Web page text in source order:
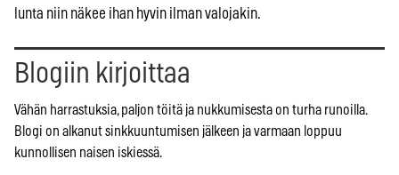
lunta niin näkee ihan hyvin ilman valojakin.
Blogiin kirjoittaa
Vähän harrastuksia, paljon töitä ja nukkumisesta on turha runoilla.
Blogi on alkanut sinkkuuntumisen jälkeen ja varmaan loppuu
kunnollisen naisen iskiessä.